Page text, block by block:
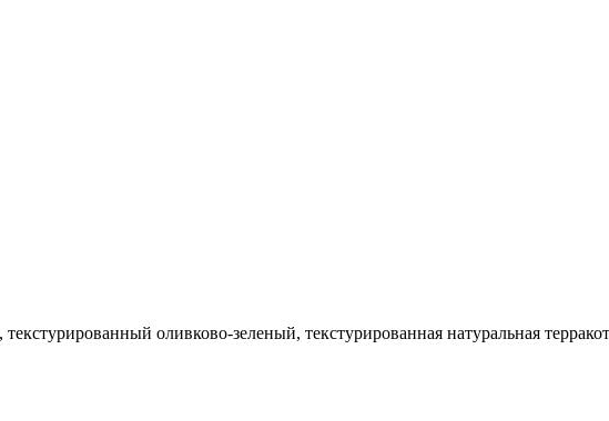
оливково-зеленый, текстурированная натуральная